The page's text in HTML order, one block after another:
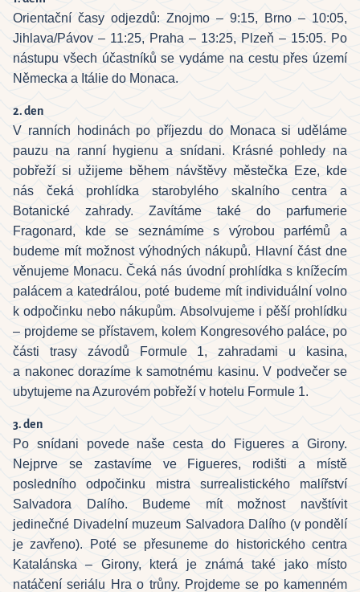
Orientační časy odjezdů: Znojmo – 9:15, Brno – 10:05,
Jihlava/Pávov – 11:25, Praha – 13:25, Plzeň – 15:05. Po
nástupu všech účastníků se vydáme na cestu přes území
Německa a Itálie do Monaca.
2. den
V ranních hodinách po příjezdu do Monaca si uděláme
pauzu na ranní hygienu a snídani. Krásné pohledy na
pobřeží si užijeme během návštěvy městečka Eze, kde
nás čeká prohlídka starobylého skalního centra a
Botanické zahrady. Zavítáme také do parfumerie
Fragonard, kde se seznámíme s výrobou parfémů a
budeme mít možnost výhodných nákupů. Hlavní část dne
věnujeme Monacu. Čeká nás úvodní prohlídka s knížecím
palácem a katedrálou, poté budeme mít individuální volno
k odpočinku nebo nákupům. Absolvujeme i pěší prohlídku
– projdeme se přístavem, kolem Kongresového paláce, po
části trasy závodů Formule 1, zahradami u kasina,
a nakonec dorazíme k samotnému kasinu. V podvečer se
ubytujeme na Azurovém pobřeží v hotelu Formule 1.
3. den
Po snídani povede naše cesta do Figueres a Girony.
Nejprve se zastavíme ve Figueres, rodišti a místě
posledního odpočinku mistra surrealistického malířství
Salvadora Dalího. Budeme mít možnost navštívit
jedinečné Divadelní muzeum Salvadora Dalího (v pondělí
je zavřeno). Poté se přesuneme do historického centra
Katalánska – Girony, která je známá také jako místo
natáčení seriálu Hra o trůny. Projdeme se po kamenném